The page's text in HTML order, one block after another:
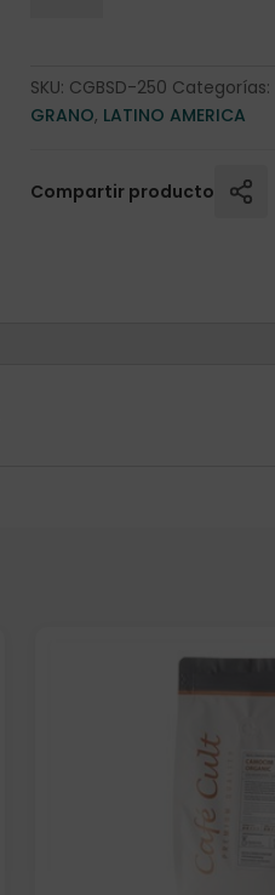
SKU: CGBSD-250 Categorías:
GRANO, LATINO AMERICA
Compartir producto